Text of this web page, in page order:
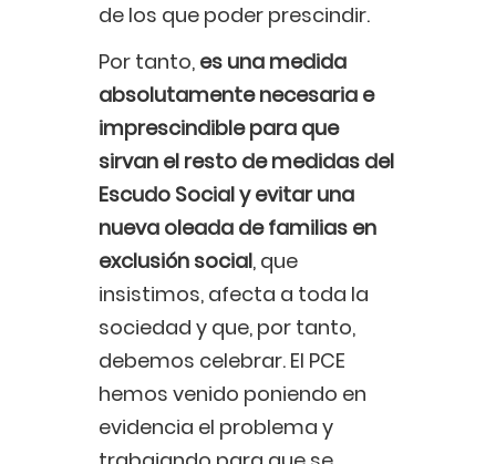
de los que poder prescindir.
Por tanto, es una medida
absolutamente necesaria e
imprescindible para que
sirvan el resto de medidas del
Escudo Social y evitar una
nueva oleada de familias en
exclusión social, que
insistimos, afecta a toda la
sociedad y que, por tanto,
debemos celebrar. El PCE
hemos venido poniendo en
evidencia el problema y